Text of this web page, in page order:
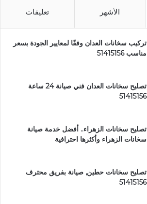
الأشهر تعليقات
تركيب سخانات العدان وفقًا لمعايير الجودة بسعر
مناسب 51415156
تصليح سخانات العدان فني صيانة 24 ساعة
51415156
تصليح سخانات الزهراء.. أفضل خدمة صيانة
سخانات الزهراء وأكثرها احترافية
تصليح سخانات حطين, صيانة بفريق محترف
51415156